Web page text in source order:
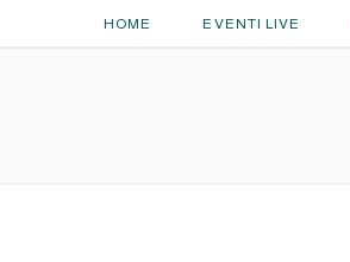
HOME EVENTI LIVE